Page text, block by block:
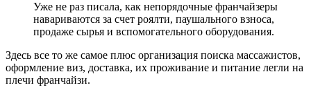
Уже не раз писала, как непорядочные франчайзеры
навариваются за счет роялти, паушального взноса,
продаже сырья и вспомогательного оборудования.
Здесь все то же самое плюс организация поиска массажистов,
оформление виз, доставка, их проживание и питание легли на
плечи франчайзи.